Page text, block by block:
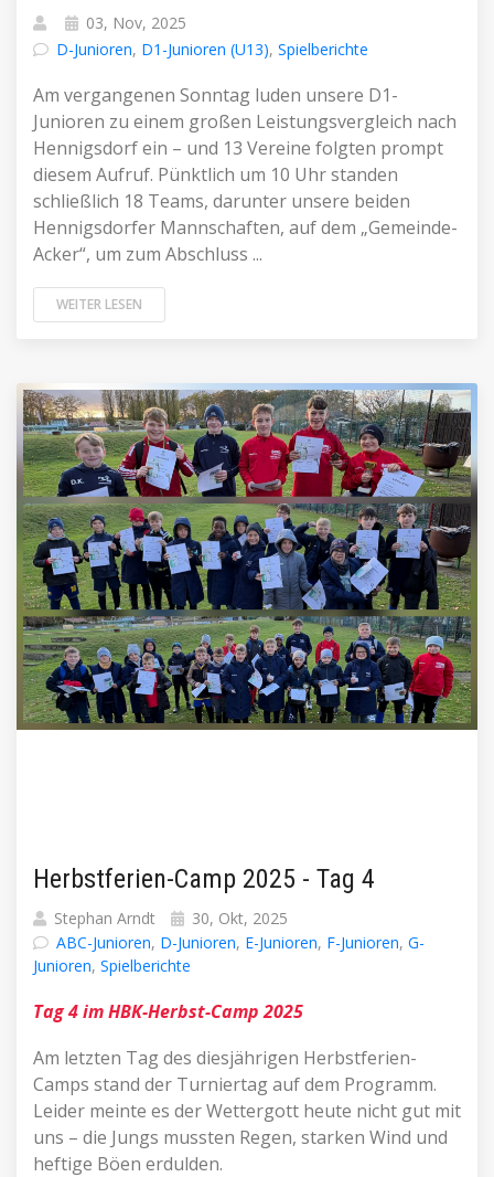
03, Nov, 2025
D-Junioren, D1-Junioren (U13), Spielberichte
Am vergangenen Sonntag luden unsere D1-
Junioren zu einem großen Leistungsvergleich nach
Hennigsdorf ein – und 13 Vereine folgten prompt
diesem Aufruf. Pünktlich um 10 Uhr standen
schließlich 18 Teams, darunter unsere beiden
Hennigsdorfer Mannschaften, auf dem „Gemeinde-
Acker“, um zum Abschluss ...
WEITER LESEN
Herbstferien-Camp 2025 - Tag 4
Stephan Arndt
30, Okt, 2025
ABC-Junioren, D-Junioren, E-Junioren, F-Junioren, G-
Junioren, Spielberichte
Tag 4 im HBK-Herbst-Camp 2025
Am letzten Tag des diesjährigen Herbstferien-
Camps stand der Turniertag auf dem Programm.
Leider meinte es der Wettergott heute nicht gut mit
uns – die Jungs mussten Regen, starken Wind und
heftige Böen erdulden.